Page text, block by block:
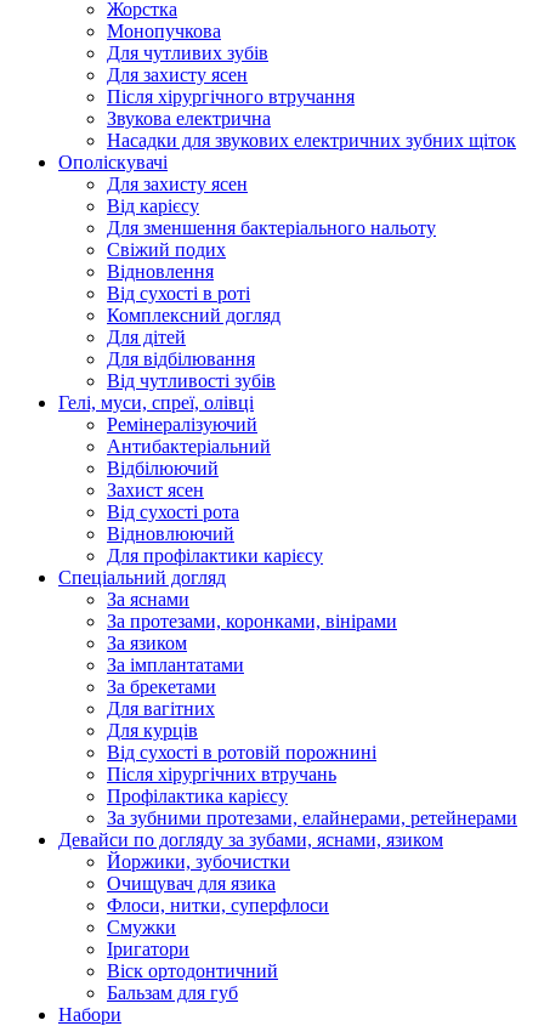
Жорстка
Монопучкова
Для чутливих зубів
Для захисту ясен
Після хірургічного втручання
Звукова електрична
Насадки для звукових електричних зубних щіток
Ополіскувачі
Для захисту ясен
Від карієсу
Для зменшення бактеріального нальоту
Свіжий подих
Відновлення
Від сухості в роті
Комплексний догляд
Для дітей
Для відбілювання
Від чутливості зубів
Гелі, муси, спреї, олівці
Ремінералізуючий
Антибактеріальний
Відбілюючий
Захист ясен
Від сухості рота
Відновлюючий
Для профілактики карієсу
Спеціальний догляд
За яснами
За протезами, коронками, вінірами
За язиком
За імплантатами
За брекетами
Для вагітних
Для курців
Від сухості в ротовій порожнині
Після хірургічних втручань
Профілактика карієсу
За зубними протезами, елайнерами, ретейнерами
Девайси по догляду за зубами, яснами, язиком
Йоржики, зубочистки
Очищувач для язика
Флоси, нитки, суперфлоси
Смужки
Іригатори
Віск ортодонтичний
Бальзам для губ
Набори